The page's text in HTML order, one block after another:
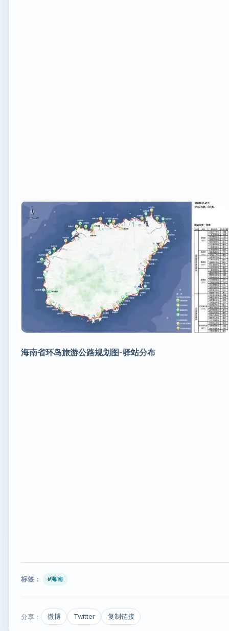
海南省环岛旅游公路规划图-驿站分布
标签： #海南
分享： 微博 Twitter 复制链接